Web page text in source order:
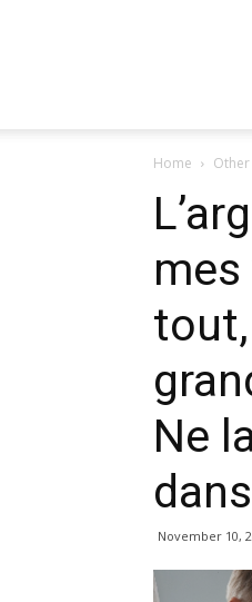
Home
Ne
November 10,